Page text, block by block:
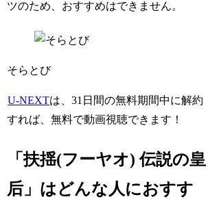
ツのため、おすすめはできません。
そらとび
U-NEXTは、31日間の無料期間中に解約
すれば、無料で動画視聴できます！
「扶揺(フーヤオ) 伝説の皇
后」はどんな人におすす